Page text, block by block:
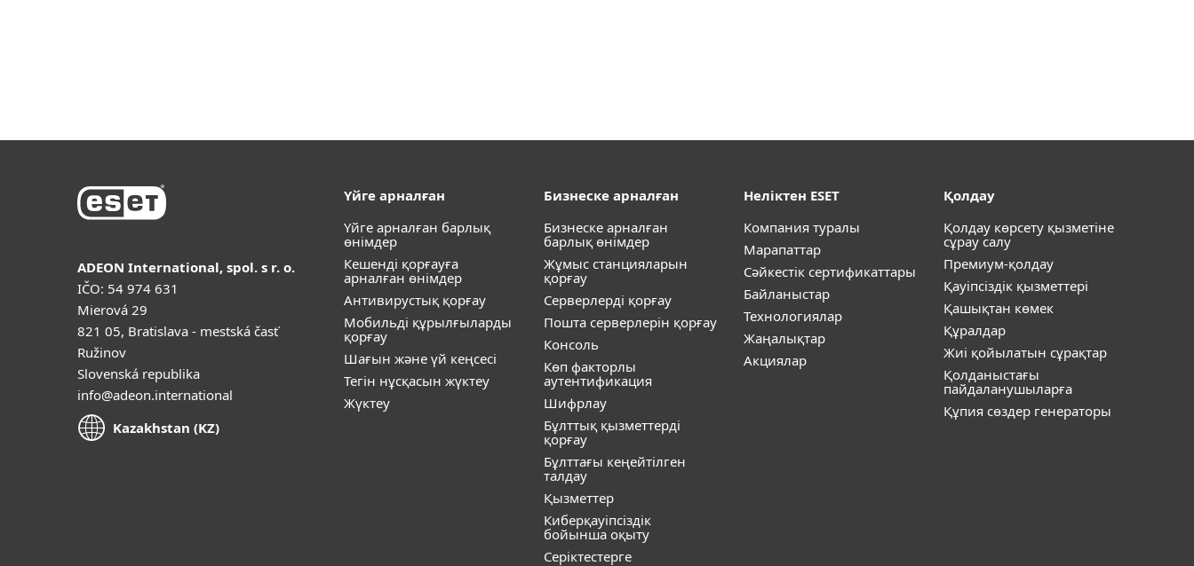
ADEON International, spol. s r. o.
IČO: 54 974 631
Mierová 29
821 05, Bratislava - mestská časť
Ružinov
Slovenská republika
info@adeon.international
Kazakhstan (KZ)
Үйге арналған
Үйге арналған барлық
өнімдер
Кешенді қорғауға
арналған өнімдер
Антивирустық қорғау
Мобильді құрылғыларды
қорғау
Шағын және үй кеңсесі
Тегін нұсқасын жүктеу
Жүктеу
Бизнеске арналған
Бизнеске арналған
барлық өнімдер
Жұмыс станцияларын
қорғау
Серверлерді қорғау
Пошта серверлерін қорғау
Консоль
Көп факторлы
аутентификация
Шифрлау
Бұлттық қызметтерді
қорғау
Бұлттағы кеңейтілген
талдау
Қызметтер
Киберқауіпсіздік
бойынша оқыту
Серіктестерге
Неліктен ESET
Компания туралы
Марапаттар
Сәйкестік сертификаттары
Байланыстар
Технологиялар
Жаңалықтар
Акциялар
Қолдау
Қолдау көрсету қызметіне
сұрау салу
Премиум-қолдау
Қауіпсіздік қызметтері
Қашықтан көмек
Құралдар
Жиі қойылатын сұрақтар
Қолданыстағы
пайдаланушыларға
Құпия сөздер генераторы